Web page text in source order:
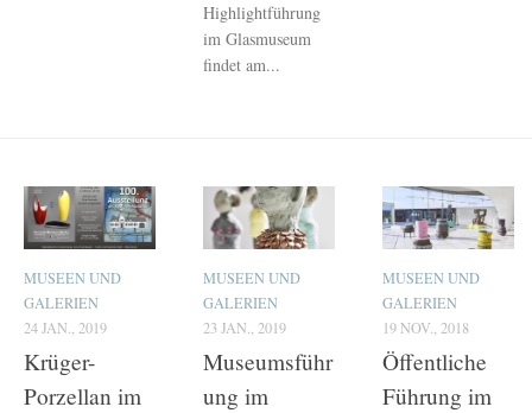
Highlightführung
im Glasmuseum
findet am...
MUSEEN UND
GALERIEN
24 JAN., 2019
Krüger-
Porzellan im
MUSEEN UND
GALERIEN
23 JAN., 2019
Museumsführ
ung im
MUSEEN UND
GALERIEN
19 NOV., 2018
Öffentliche
Führung im